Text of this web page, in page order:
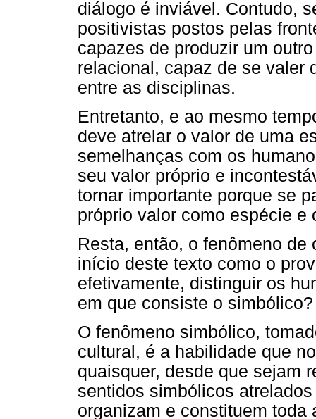
diálogo é inviável. Contudo,
positivistas postos pelas
capazes de produzir um
relacional, capaz de se valer
entre as disciplinas.
Entretanto, e ao mesmo
deve atrelar o valor de uma
semelhanças com os
seu valor próprio e
tornar importante porque se
próprio valor como espécie e
Resta, então, o fenômeno
início deste texto como o
efetivamente, distinguir os
em que consiste o simbólico?
O fenômeno simbólico,
cultural, é a habilidade que
quaisquer, desde que sejam
sentidos simbólicos
organizam e constituem